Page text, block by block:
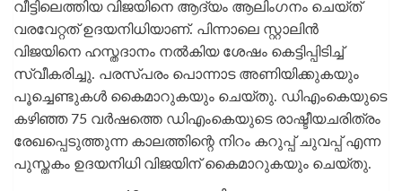
വീട്ടിലെത്തിയ വിജയിനെ ആദ്യം ആലിംഗനം ചെയ്ത്
വരവേറ്റത് ഉദയനിധിയാണ്. പിന്നാലെ സ്റ്റാലിന്‍
വിജയിനെ ഹസ്തദാനം നല്‍കിയ ശേഷം കെട്ടിപ്പിടിച്ച്
സ്വീകരിച്ചു. പരസ്പരം പൊന്നാട അണിയിക്കുകയും
പൂച്ചെണ്ടുകള്‍ കൈമാറുകയും ചെയ്തു. ഡിഎംകെയുടെ
കഴിഞ്ഞ 75 വര്‍ഷത്തെ ഡിഎംകെയുടെ രാഷ്ടീയചരിത്രം
രേഖപ്പെടുത്തുന്ന കാലത്തിന്റെ നിറം കറുപ്പ് ചുവപ്പ് എന്ന
പുസ്തകം ഉദയനിധി വിജയിന് കൈമാറുകയും ചെയ്തു.